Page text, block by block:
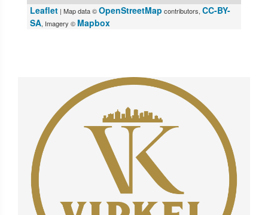
Leaflet | Map data ©OpenStreetMap contributors, CC-BY-
SA, Imagery © Mapbox